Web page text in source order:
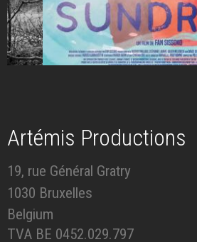
Artémis Productions
19, rue Général Gratry
1030 Bruxelles
Belgium
TVA BE 0452.029.797